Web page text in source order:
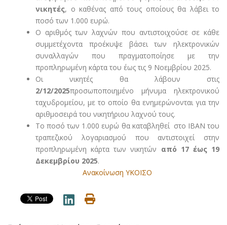
νικητές, ο καθένας από τους οποίους θα λάβει το
ποσό των 1.000 ευρώ.
Ο αριθμός των λαχνών που αντιστοιχούσε σε κάθε
συμμετέχοντα προέκυψε βάσει των ηλεκτρονικών
συναλλαγών που πραγματοποίησε με την
προπληρωμένη κάρτα του έως τις 9 Νοεμβρίου 2025.
Οι νικητές θα λάβουν στις
2/12/2025προσωποποιημένο μήνυμα ηλεκτρονικού
ταχυδρομείου, με το οποίο θα ενημερώνονται για την
αριθμοσειρά του νικητήριου λαχνού τους.
Το ποσό των 1.000 ευρώ θα καταβληθεί στο IBAN του
τραπεζικού λογαριασμού που αντιστοιχεί στην
προπληρωμένη κάρτα των νικητών από 17 έως 19
Δεκεμβρίου 2025.
Ανακοίνωση ΥΚΟΙΣΟ